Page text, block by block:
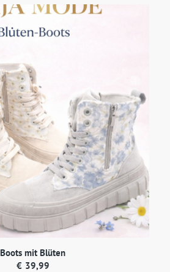
war:
ist:
Boots mit Blüten
€ 39,99